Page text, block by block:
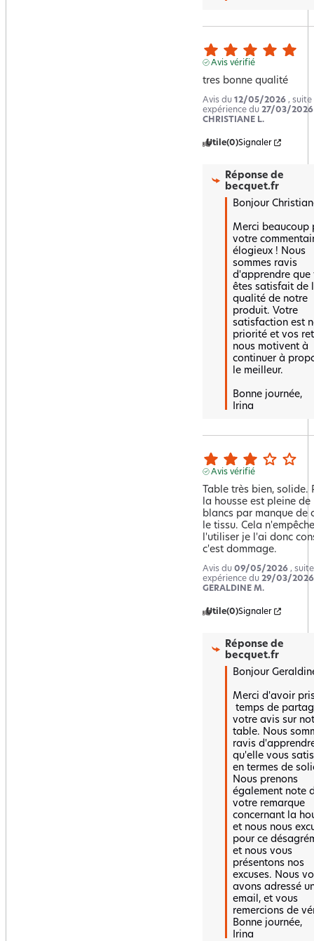
Avis vérifié
tres bonne qualité
Avis du 12/05/2026 , suite
expérience du 27/03/2026
CHRISTIANE L.
Utile(0)Signaler
Réponse de
becquet.fr
Bonjour
Merci beaucoup
votre
élogieux ! Nous
sommes ravis
d'apprendre que
êtes satisfait de
qualité de notre
produit. Votre
satisfaction est
priorité et vos
nous motivent à
continuer à
le meilleur.
Bonne journée,
Irina
Avis vérifié
Table très bien, solide.
la housse est pleine
blancs par manque de
le tissu. Cela
l'utiliser je l'ai donc
c'est dommage.
Avis du 09/05/2026 ,
expérience du 29/03/2026
GERALDINE M.
Utile(0)Signaler
Réponse de
becquet.fr
Bonjour
Merci d'avoir
votre avis sur
table. Nous
ravis
qu'elle vous
en termes de
Nous prenons
également note
votre remarque
concernant la
et nous nous
pour ce
et nous vous
présentons nos
excuses. Nous
avons adressé
email, et vous
remercions de
Bonne journée,
Irina